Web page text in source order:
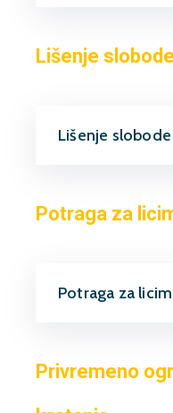
Lišenje
Lišenje slobode
Potraga za
Potraga za
Privremeno